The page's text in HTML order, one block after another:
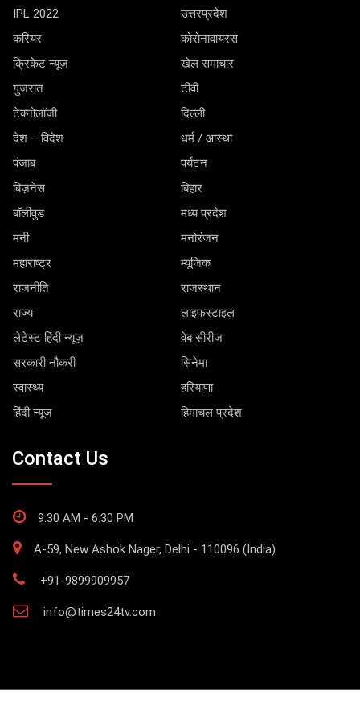
IPL 2022
उत्तरप्रदेश
करियर
कोरोनावायरस
क्रिकेट न्यूज़
खेल समाचार
गुजरात
टीवी
टेक्नोलॉजी
दिल्ली
देश – विदेश
धर्म / आस्था
पंजाब
पर्यटन
बिज़नेस
बिहार
बॉलीवुड
मध्य प्रदेश
मनी
मनोरंजन
महाराष्ट्र
म्यूजिक
राजनीति
राजस्थान
राज्य
लाइफस्टाइल
लेटेस्ट हिंदी न्यूज़
वेब सीरीज
सरकारी नौकरी
सिनेमा
स्वास्थ्य
हरियाणा
हिंदी न्यूज़
हिमाचल प्रदेश
Contact Us
9:30 AM - 6:30 PM
A-59, New Ashok Nager, Delhi - 110096 (India)
+91-9899909957
info@times24tv.com